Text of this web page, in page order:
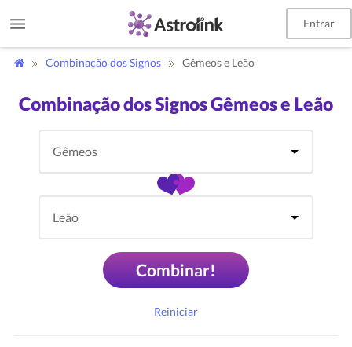
Entrar
Combinação dos Signos Gêmeos e Leão
Combinação dos Signos Gêmeos e Leão
Combinar!
Reiniciar